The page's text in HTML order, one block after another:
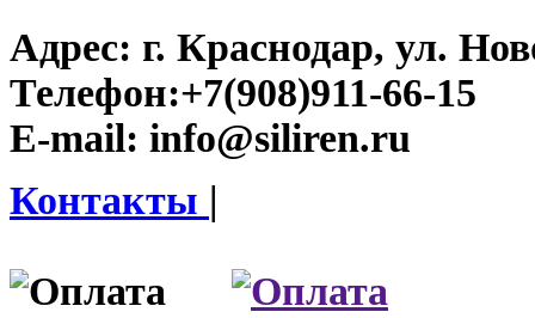
Адрес: г. Краснодар, ул.
Телефон:+7(908)911-66-15
E-mail: info@siliren.ru
Контакты |